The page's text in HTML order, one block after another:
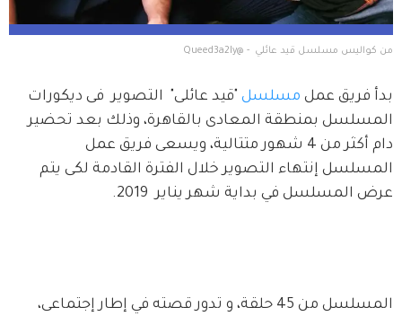
من كواليس مسلسل قيد عائلي  - @Queed3a2ly
بدأ فريق عمل مسلسل "قيد عائلى"  التصوير  فى ديكورات
المسلسل بمنطقة المعادى بالقاهرة، وذلك بعد تحضير
دام أكثر من 4 شهور متتالية، ويسعى فريق عمل
المسلسل إنتهاء التصوير خلال الفترة القادمة لكى يتم
عرض المسلسل في بداية شهر يناير  2019.
المسلسل من 45 حلقة، و تدور قصته في إطار إجتماعى،